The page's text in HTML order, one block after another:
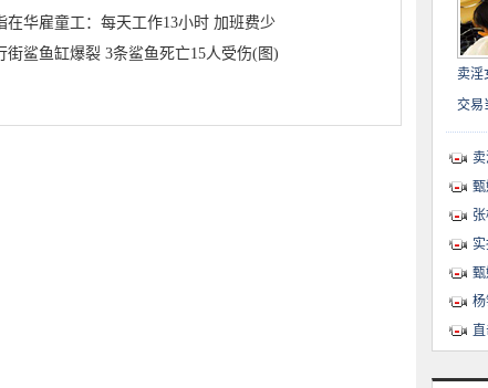
在华雇童工：每天工作13小时 加班费少
街鲨鱼缸爆裂 3条鲨鱼死亡15人受伤(图)
卖淫
交易
实